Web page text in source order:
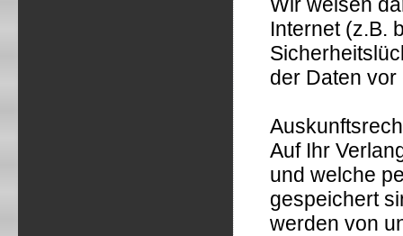
Internet (z.B.
der Daten
Auf Ihr
und welche
gespeichert
werden von